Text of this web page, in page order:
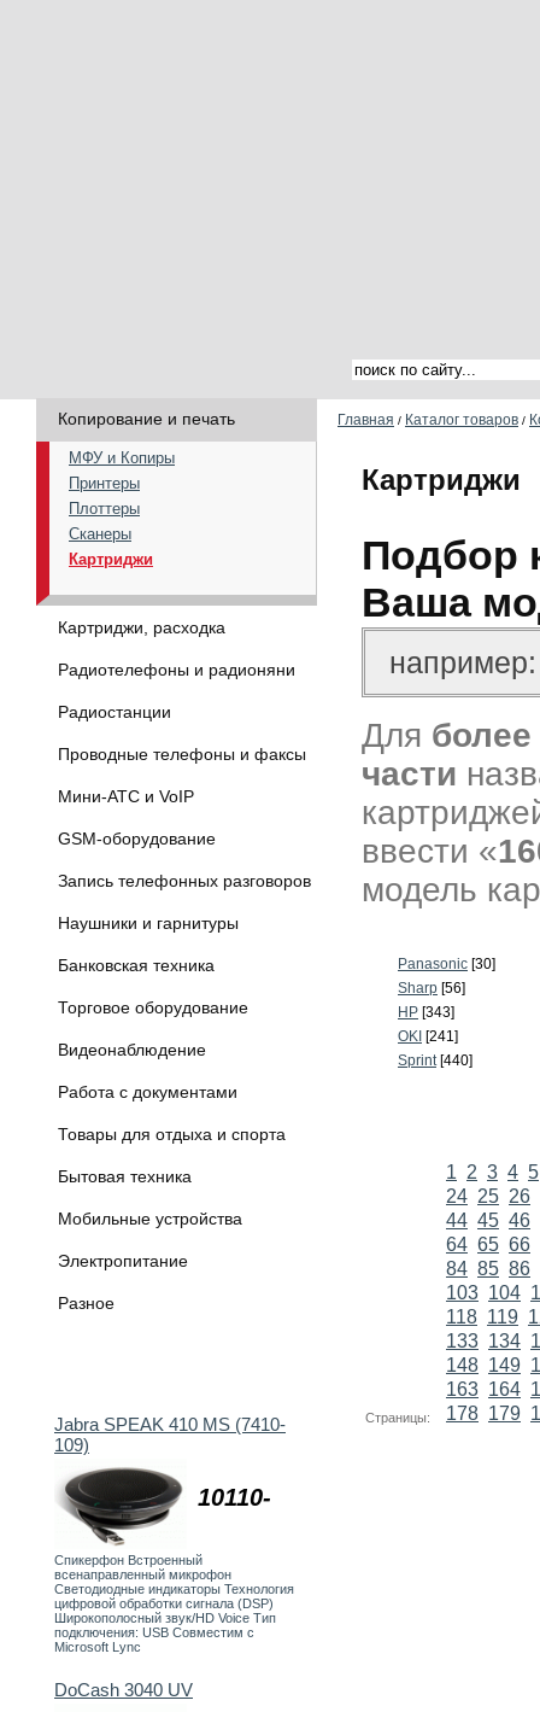
Копирование и печать
МФУ и Копиры
Принтеры
Плоттеры
Сканеры
Картриджи
Картриджи, расходка
Радиотелефоны и радионяни
Радиостанции
Проводные телефоны и факсы
Мини-АТС и VoIP
GSM-оборудование
Запись телефонных разговоров
Наушники и гарнитуры
Банковская техника
Торговое оборудование
Видеонаблюдение
Работа с документами
Товары для отдыха и спорта
Бытовая техника
Мобильные устройства
Электропитание
Разное
10110-
Jabra SPEAK 410 MS (7410-
109)
Спикерфон Встроенный
всенаправленный микрофон
Светодиодные индикаторы Технология
цифровой обработки сигнала (DSP)
Широкополосный звук/HD Voice Тип
подключения: USB Совместим с
Microsoft Lync
DoCash 3040 UV
Главная / Каталог товаров /
Картриджи
Подбор
Ваша
Для более
части
ввести «
модель
Panasonic [30]
Sharp [56]
HP [343]
OKI [241]
Sprint[440]
Страницы:
1 2 3 4 5
24 25 26
44 45 46
64 65 66
84 85 86
103 104
118 119
133 134
148 149
163 164
178 179